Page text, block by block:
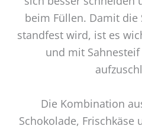
beim Füllen. Damit die
standfest wird, ist es
und mit
Die Kombination
Schokolade, Frischkäse